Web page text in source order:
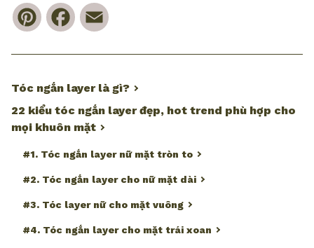
PinterestFacebook
Tóc ngắn layer là gì?
22 kiểu tóc ngắn layer đẹp, hot trend phù hợp cho
mọi khuôn mặt
#1. Tóc ngắn layer nữ mặt tròn to
#2. Tóc ngắn layer cho nữ mặt dài
#3. Tóc layer nữ cho mặt vuông
#4. Tóc ngắn layer cho mặt trái xoan